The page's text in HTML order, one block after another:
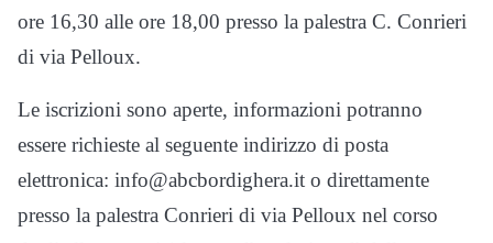
ore 16,30 alle ore 18,00 presso la palestra C. Conrieri
di via Pelloux.
Le iscrizioni sono aperte, informazioni potranno
essere richieste al seguente indirizzo di posta
elettronica: info@abcbordighera.it o direttamente
presso la palestra Conrieri di via Pelloux nel corso